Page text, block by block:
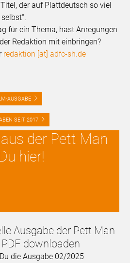
der auf Plattdeutsch so viel
für ein Thema, hast Anregungen
Redaktion mit einbringen?
redaktion [at] adfc-sh.de
AUSGABE
SEIT 2017
der Pett Man
hier!
Ausgabe der Pett Man
downloaden
die Ausgabe 02/2025